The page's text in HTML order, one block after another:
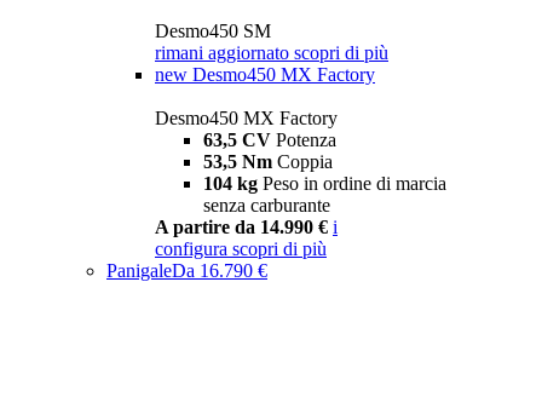
Desmo450 SM
rimani aggiornato scopri di più
new Desmo450 MX Factory
Desmo450 MX Factory
63,5 CV Potenza
53,5 Nm Coppia
104 kg Peso in ordine di marcia
senza carburante
A partire da 14.990 € i
configura scopri di più
PanigaleDa 16.790 €